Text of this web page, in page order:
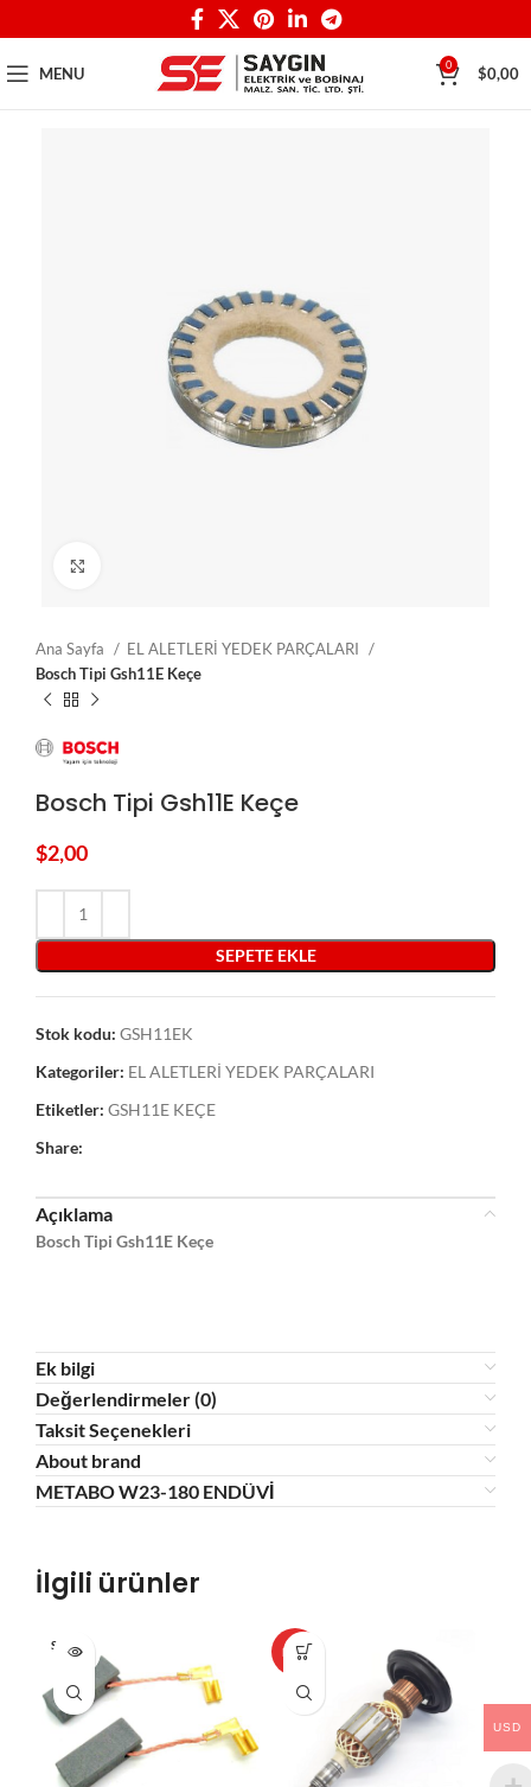
MENU 0 $0,00
Ana Sayfa
EL ALETLERİ YEDEK PARÇALARI
Bosch Tipi Gsh11E Keçe
Bosch Tipi Gsh11E Keçe
$2,00
SEPETE EKLE
Stok kodu: GSH11EK
Kategoriler: EL ALETLERİ YEDEK PARÇALARI
Etiketler: GSH11E KEÇE
Share:
Açıklama
Bosch Tipi Gsh11E Keçe
Ek bilgi
Değerlendirmeler (0)
Taksit Seçenekleri
About brand
METABO W23-180 ENDÜVİ
İlgili ürünler
SOLD O
UT
HOT
USD